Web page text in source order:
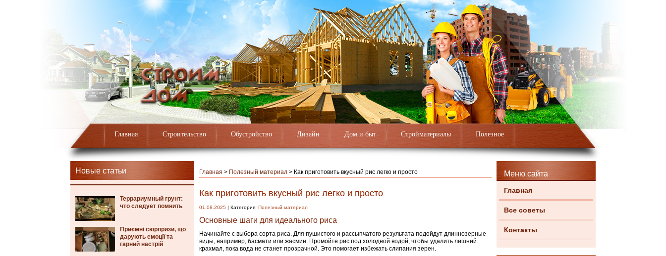
Главная Строительство Обустройство Дизайн Дом и быт Стройматериалы Полезное
Новые статьи
Террариумный грунт:
что следует помнить
Приємні сюрпризи, що
дарують емоції та
гарний настрій
Меню сайта
Главная
Все советы
Контакты
Главная > Полезный материал > Как приготовить вкусный рис легко и просто
Как приготовить вкусный рис легко и просто
01.08.2025 | Категория: Полезный материал
Основные шаги для идеального риса
Начинайте с выбора сорта риса. Для пушистого и рассыпчатого результата подойдут длиннозерные
виды, например, басмати или жасмин. Промойте рис под холодной водой, чтобы удалить лишний
крахмал, пока вода не станет прозрачной. Это помогает избежать слипания зерен.